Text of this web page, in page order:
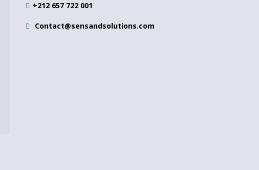
+212 657 722 001
Contact@sensandsolutions.com